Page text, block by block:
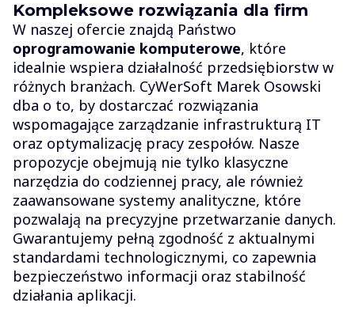
Kompleksowe rozwiązania dla firm
W naszej ofercie znajdą Państwo
oprogramowanie komputerowe, które
idealnie wspiera działalność przedsiębiorstw w
różnych branżach. CyWerSoft Marek Osowski
dba o to, by dostarczać rozwiązania
wspomagające zarządzanie infrastrukturą IT
oraz optymalizację pracy zespołów. Nasze
propozycje obejmują nie tylko klasyczne
narzędzia do codziennej pracy, ale również
zaawansowane systemy analityczne, które
pozwalają na precyzyjne przetwarzanie danych.
Gwarantujemy pełną zgodność z aktualnymi
standardami technologicznymi, co zapewnia
bezpieczeństwo informacji oraz stabilność
działania aplikacji.